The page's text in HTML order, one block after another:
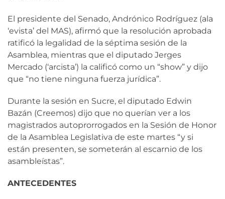
El presidente del Senado, Andrónico Rodríguez (ala
‘evista’ del MAS), afirmó que la resolución aprobada
ratificó la legalidad de la séptima sesión de la
Asamblea, mientras que el diputado Jerges
Mercado (‘arcista’) la calificó como un “show” y dijo
que “no tiene ninguna fuerza jurídica”.
Durante la sesión en Sucre, el diputado Edwin
Bazán (Creemos) dijo que no querían ver a los
magistrados autoprorrogados en la Sesión de Honor
de la Asamblea Legislativa de este martes “y si
están presenten, se someterán al escarnio de los
asambleístas”.
ANTECEDENTES